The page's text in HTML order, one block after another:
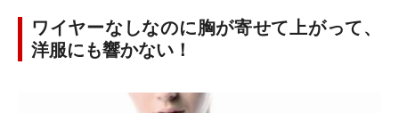
ワイヤーなしなのに胸が寄せて上がって、
洋服にも響かない！